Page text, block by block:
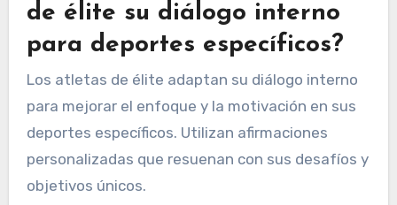
de élite su diálogo interno
para deportes específicos?
Los atletas de élite adaptan su diálogo interno
para mejorar el enfoque y la motivación en sus
deportes específicos. Utilizan afirmaciones
personalizadas que resuenan con sus desafíos y
objetivos únicos.